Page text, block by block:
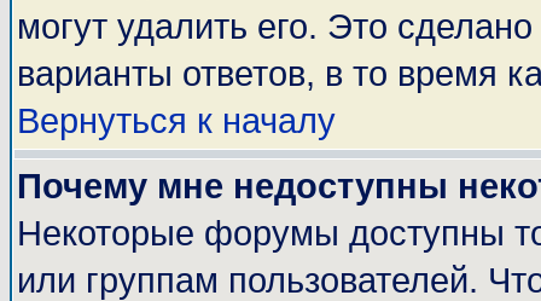
могут удалить его. Это
варианты ответов, в то время
Вернуться к началу
Почему мне недоступны
Некоторые форумы доступны
или группам пользователей.